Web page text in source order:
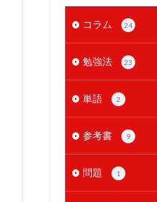
コラム 24
勉強法 23
単語 2
参考書 9
問題 1